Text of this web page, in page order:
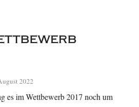
2022
es im Wettbewerb 2017 noch um